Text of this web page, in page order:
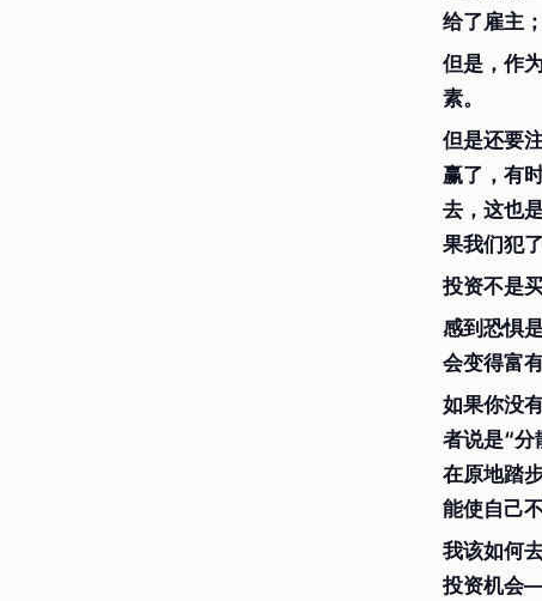
给了雇主
但是，作
素。
但是还要
赢了，有
去，这也
果我们犯
投资不是
感到恐惧
会变得富
如果你没
者说是“分
在原地踏
能使自己
我该如何
投资机会